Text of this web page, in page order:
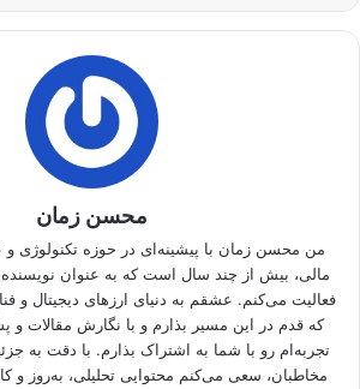
محسن زمان
من محسن زمان با پیشینه‌ای در حوزه تکنولوژی و
مالی، بیش از چند سال است که به عنوان
فعالیت می‌کنم. عشقم به دنیای ارزهای دیجیتال و
که قدم در این مسیر بذارم و با نگارش مقالات
تجربه‌ام رو با شما به اشتراک بذارم. با دقت به
مخاطبان، سعی می‌کنم محتوایی تحلیلی، به‌روز و